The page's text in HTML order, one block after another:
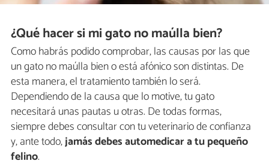
¿Qué hacer si mi gato no maúlla bien?
Como habrás podido comprobar, las causas por las que
un gato no maúlla bien o está afónico son distintas. De
esta manera, el tratamiento también lo será.
Dependiendo de la causa que lo motive, tu gato
necesitará unas pautas u otras. De todas formas,
siempre debes consultar con tu veterinario de confianza
y, ante todo,jamás debes automedicar a tu pequeño
felino.